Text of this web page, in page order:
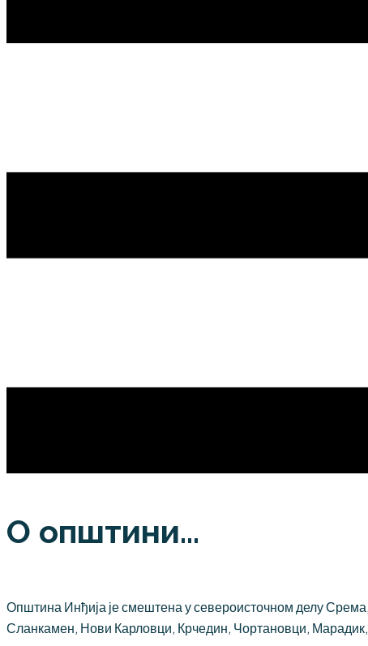
О општини...
Општина Инђија је смештена у североисточном делу
Сланкамен, Нови Карловци, Крчедин, Чортановци,